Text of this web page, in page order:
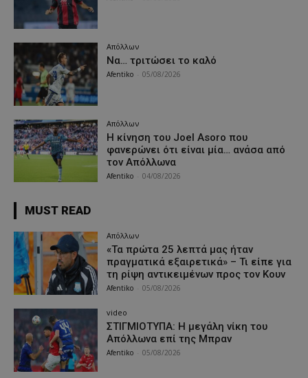
Απόλλων
Να… τριτώσει το καλό
Afentiko 05/08/2026
Απόλλων
Η κίνηση του Joel Asoro που
φανερώνει ότι είναι μία… ανάσα από
τον Απόλλωνα
Afentiko 04/08/2026
MUST READ
Απόλλων
«Τα πρώτα 25 λεπτά μας ήταν
πραγματικά εξαιρετικά» – Τι είπε για
τη ρίψη αντικειμένων προς τον Κουν
Afentiko 05/08/2026
video
ΣΤΙΓΜΙΟΤΥΠΑ: Η μεγάλη νίκη του
Απόλλωνα επί της Μπραν
Afentiko 05/08/2026